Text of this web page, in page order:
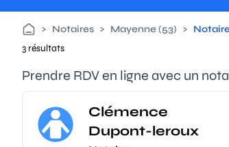
> Notaires > Mayenne (53) >
3 résultats
Prendre RDV en ligne avec un
Clémence
Dupont-leroux